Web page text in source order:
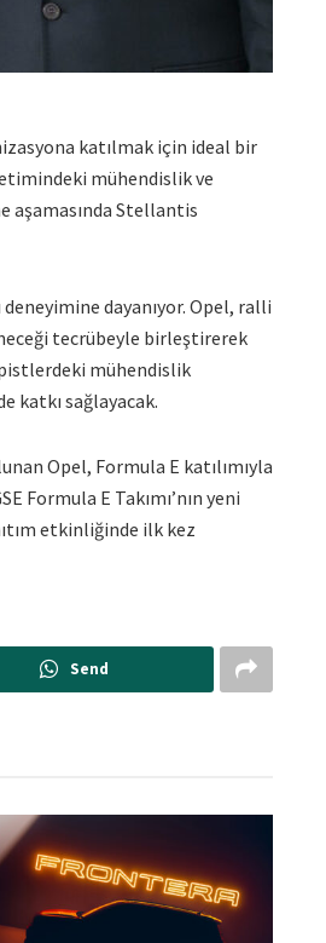
katılmak için ideal bir
mühendislik ve
aşamasında Stellantis
dayanıyor. Opel, ralli
tecrübeyle birleştirerek
pistlerdeki mühendislik
katkı sağlayacak.
Opel, Formula E katılımıyla
Formula E Takımı’nın yeni
etkinliğinde ilk kez
Send